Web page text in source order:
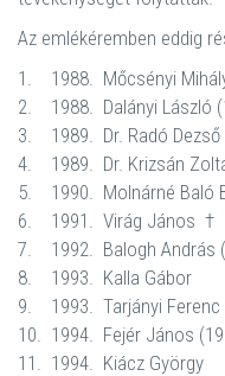
Az emlékéremben eddig
1. 1988. Mőcsényi
2.
1988. Dalányi László
3.
1989. Dr. Radó
4.
1989. Dr. Krizsán
5.
1990. Molnárné Baló
6.
1991. Virág János †
7.
1992. Balogh András
8.
1993. Kalla Gábor
9.
1993. Tarjányi Ferenc
10. 1994. Fejér János
11. 1994. Kiácz György